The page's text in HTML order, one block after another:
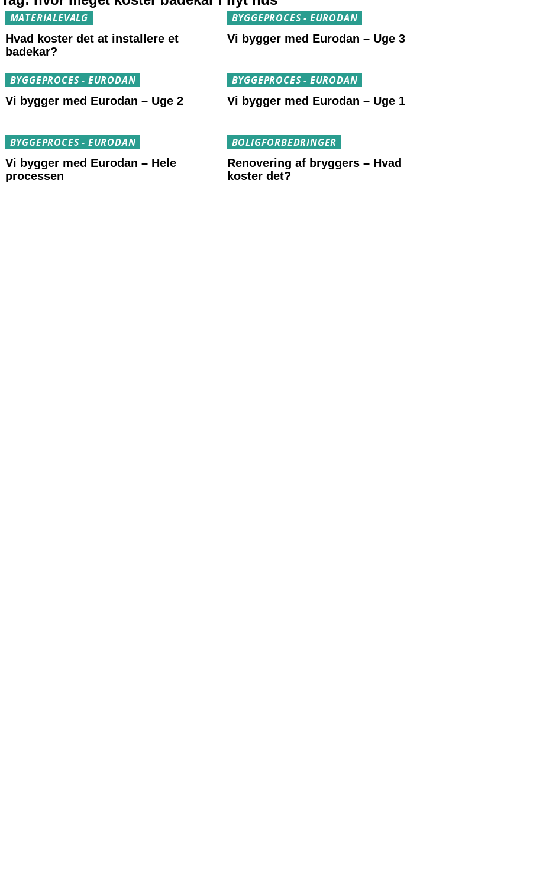
MATERIALEVALG
Hvad koster det at installere et
badekar?
BYGGEPROCES - EURODAN
Vi bygger med Eurodan – Uge 3
BYGGEPROCES - EURODAN
Vi bygger med Eurodan – Uge 2
BYGGEPROCES - EURODAN
Vi bygger med Eurodan – Uge 1
BYGGEPROCES - EURODAN
Vi bygger med Eurodan – Hele
processen
BOLIGFORBEDRINGER
Renovering af bryggers – Hvad
koster det?